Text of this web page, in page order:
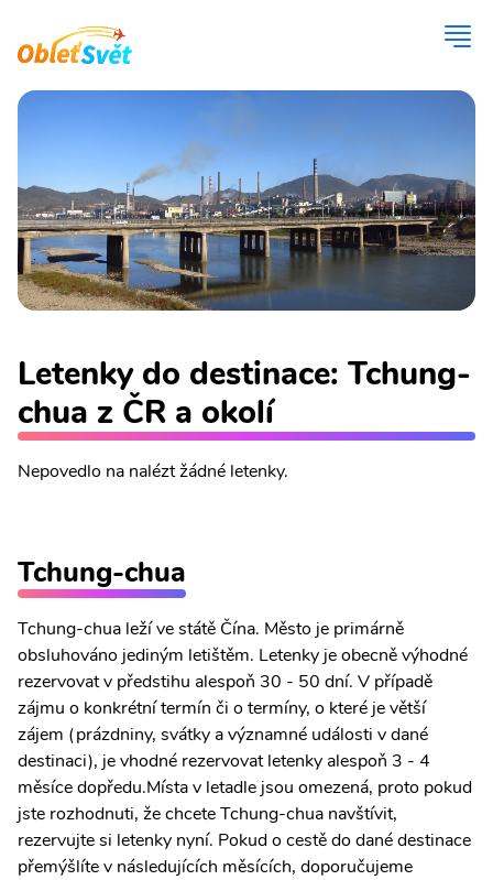
Letenky do destinace: Tchung-
chua z ČR a okolí
Nepovedlo na nalézt žádné letenky.
Tchung-chua
Tchung-chua leží ve státě Čína. Město je primárně
obsluhováno jediným letištěm. Letenky je obecně výhodné
rezervovat v předstihu alespoň 30 - 50 dní. V případě
zájmu o konkrétní termín či o termíny, o které je větší
zájem (prázdniny, svátky a významné události v dané
destinaci), je vhodné rezervovat letenky alespoň 3 - 4
měsíce dopředu.Místa v letadle jsou omezená, proto pokud
jste rozhodnuti, že chcete Tchung-chua navštívit,
rezervujte si letenky nyní. Pokud o cestě do dané destinace
přemýšlíte v následujících měsících, doporučujeme